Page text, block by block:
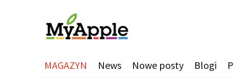
MAGAZYN News Nowe posty Blogi